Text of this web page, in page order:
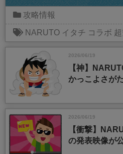
攻略情報
NARUTO イタチ コラボ
2026/06/19
【神】
かっこよさが
2026/06/19
【衝撃】
の発表映像が